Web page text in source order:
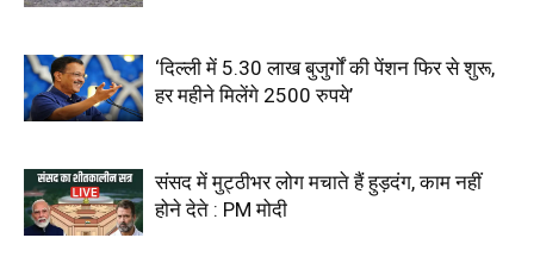
‘दिल्ली में 5.30 लाख बुजुर्गों की पेंशन फिर से शुरू,
हर महीने मिलेंगे 2500 रुपये’
संसद में मुट्ठीभर लोग मचाते हैं हुड़दंग, काम नहीं
होने देते : PM मोदी